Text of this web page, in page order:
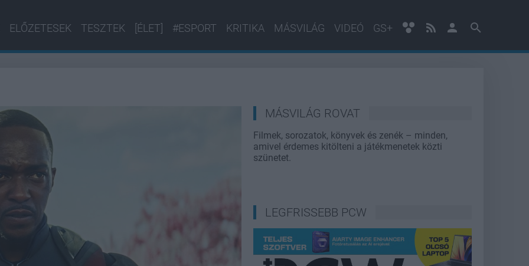
ELŐZETESEK TESZTEK [ÉLET] #ESPORT KRITIKA MÁSVILÁG VIDEÓ GS+
MÁSVILÁG ROVAT
Filmek, sorozatok, könyvek és zenék – minden,
amivel érdemes kitölteni a játékmenetek közti
szünetet.
LEGFRISSEBB PCW